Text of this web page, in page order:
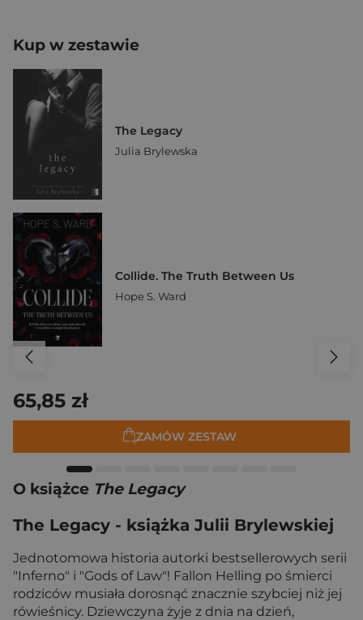
Kup w zestawie
The Legacy
Julia Brylewska
Collide. The Truth Between Us
Hope S. Ward
65,85 zł
ZAMÓW ZESTAW
O książce The Legacy
The Legacy - książka Julii Brylewskiej
Jednotomowa historia autorki bestsellerowych serii
"Inferno" i "Gods of Law"! Fallon Helling po śmierci
rodziców musiała dorosnąć znacznie szybciej niż jej
rówieśnicy. Dziewczyna żyje z dnia na dzień,